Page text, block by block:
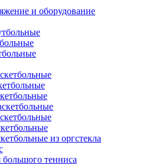
и оборудование
из оргстекла
большого тенниса